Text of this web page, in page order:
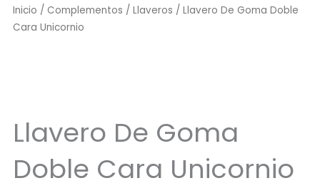
Inicio / Complementos / Llaveros / Llavero De Goma Doble
Cara Unicornio
Llavero De Goma
Doble Cara Unicornio